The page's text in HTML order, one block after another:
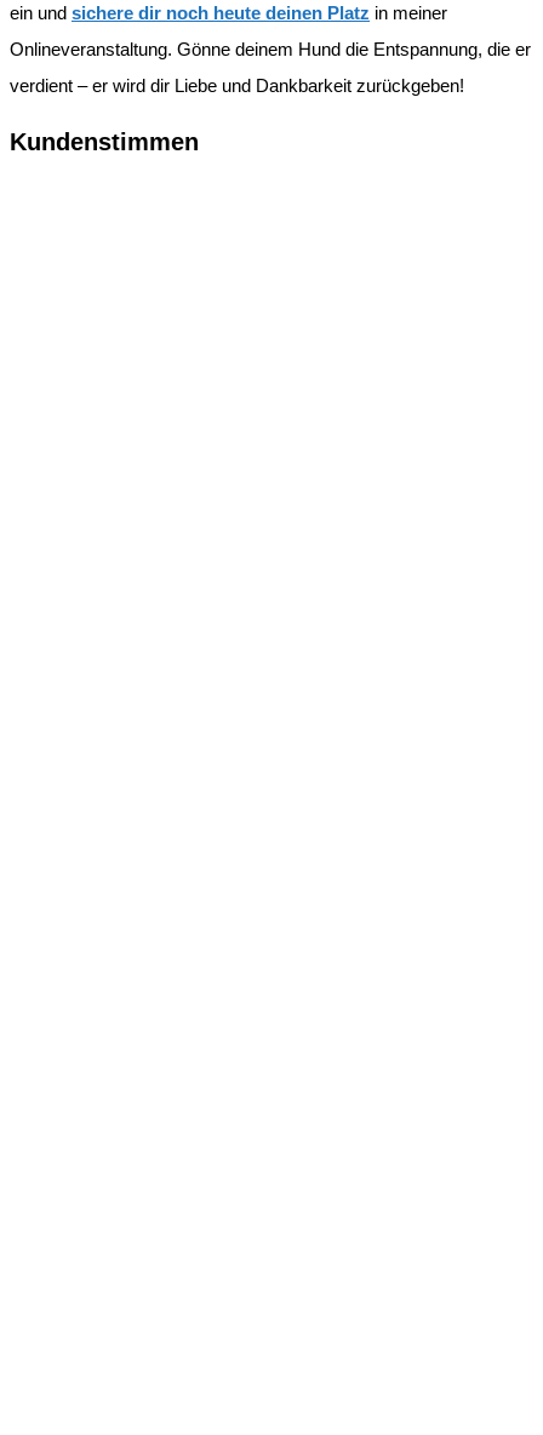
ein und sichere dir noch heute deinen Platz in meiner
Onlineveranstaltung. Gönne deinem Hund die Entspannung, die er
verdient – er wird dir Liebe und Dankbarkeit zurückgeben!
Kundenstimmen